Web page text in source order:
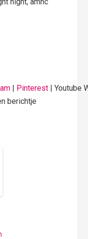
| Pinterest | Youtube
berichtje